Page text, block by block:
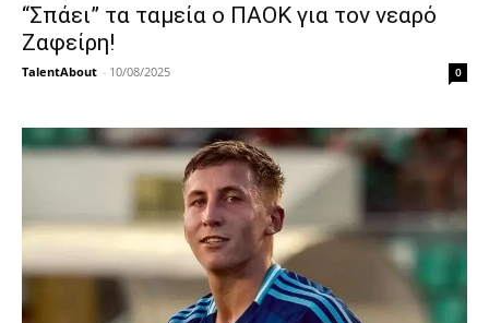
“Σπάει” τα ταμεία ο ΠΑΟΚ για τον νεαρό
Ζαφείρη!
TalentAbout - 10/08/2025 0